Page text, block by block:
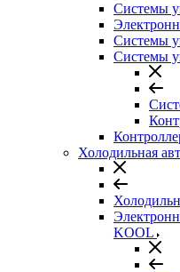
Системы
Системы
Системы
Холодильная
KOOL